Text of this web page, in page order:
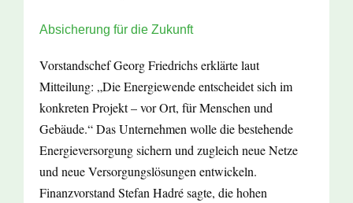
Absicherung für die Zukunft
Vorstandschef Georg Friedrichs erklärte laut
Mitteilung: „Die Energiewende entscheidet sich im
konkreten Projekt – vor Ort, für Menschen und
Gebäude.“ Das Unternehmen wolle die bestehende
Energieversorgung sichern und zugleich neue Netze
und neue Versorgungslösungen entwickeln.
Finanzvorstand Stefan Hadré sagte, die hohen